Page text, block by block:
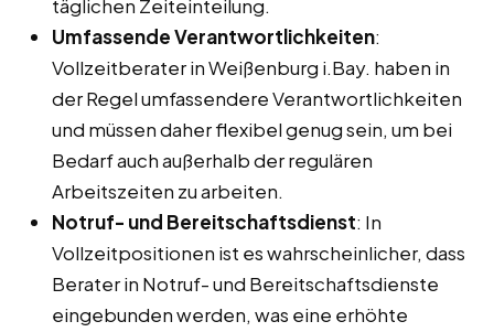
täglichen Zeiteinteilung.
Umfassende Verantwortlichkeiten:
Vollzeitberater in Weißenburg i.Bay. haben in
der Regel umfassendere Verantwortlichkeiten
und müssen daher flexibel genug sein, um bei
Bedarf auch außerhalb der regulären
Arbeitszeiten zu arbeiten.
Notruf- und Bereitschaftsdienst: In
Vollzeitpositionen ist es wahrscheinlicher, dass
Berater in Notruf- und Bereitschaftsdienste
eingebunden werden, was eine erhöhte